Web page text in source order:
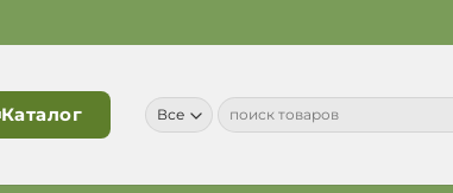
Каталог Искать: